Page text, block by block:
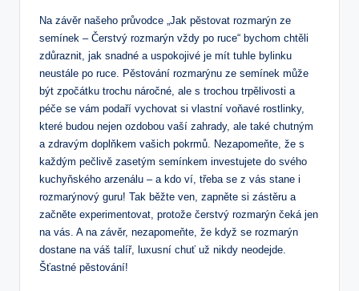
Na závěr našeho průvodce „Jak pěstovat rozmarýn ze
semínek – Čerstvý rozmarýn vždy po ruce“ bychom chtěli
zdůraznit, jak snadné a uspokojivé je mít tuhle bylinku
neustále po ruce. Pěstování rozmarýnu ze semínek může
být zpočátku trochu náročné, ale s trochou trpělivosti a
péče se vám podaří vychovat si vlastní voňavé rostlinky,
které budou nejen ozdobou vaší zahrady, ale také chutným
a zdravým doplňkem vašich pokrmů. Nezapomeňte, že s
každým pečlivě zasetým semínkem investujete do svého
kuchyňského arzenálu – a kdo ví, třeba se z vás stane i
rozmarýnový guru! Tak běžte ven, zapněte si zástěru a
začněte experimentovat, protože čerstvý rozmarýn čeká jen
na vás. A na závěr, nezapomeňte, že když se rozmarýn
dostane na váš talíř, luxusní chuť už nikdy neodejde.
Šťastné pěstování!